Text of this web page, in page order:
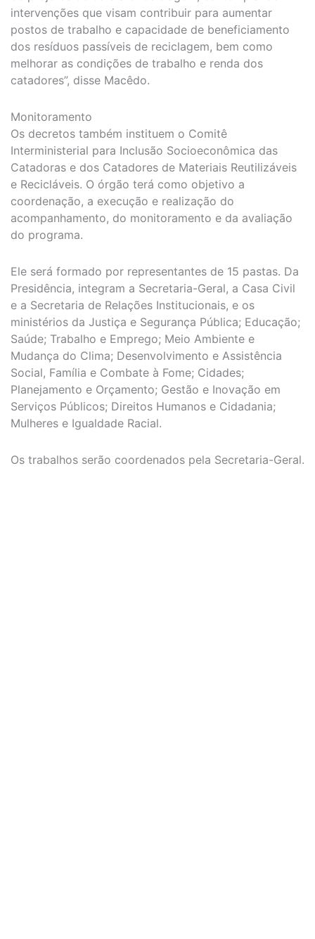
intervenções que visam contribuir para aumentar
postos de trabalho e capacidade de beneficiamento
dos resíduos passíveis de reciclagem, bem como
melhorar as condições de trabalho e renda dos
catadores”, disse Macêdo.
Monitoramento
Os decretos também instituem o Comitê
Interministerial para Inclusão Socioeconômica das
Catadoras e dos Catadores de Materiais Reutilizáveis
e Recicláveis. O órgão terá como objetivo a
coordenação, a execução e realização do
acompanhamento, do monitoramento e da avaliação
do programa.
Ele será formado por representantes de 15 pastas. Da
Presidência, integram a Secretaria-Geral, a Casa Civil
e a Secretaria de Relações Institucionais, e os
ministérios da Justiça e Segurança Pública; Educação;
Saúde; Trabalho e Emprego; Meio Ambiente e
Mudança do Clima; Desenvolvimento e Assistência
Social, Família e Combate à Fome; Cidades;
Planejamento e Orçamento; Gestão e Inovação em
Serviços Públicos; Direitos Humanos e Cidadania;
Mulheres e Igualdade Racial.
Os trabalhos serão coordenados pela Secretaria-Geral.